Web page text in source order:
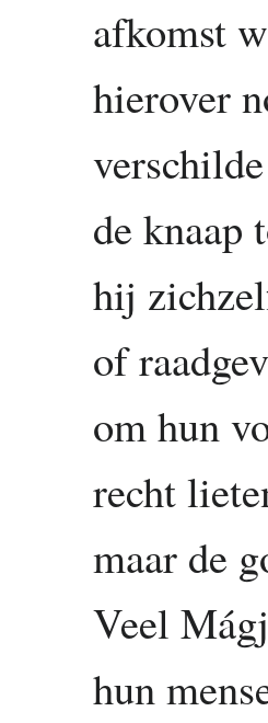
afkomst
hierover
de knaap
hij
of
om hun
recht
maar de
Veel
hun